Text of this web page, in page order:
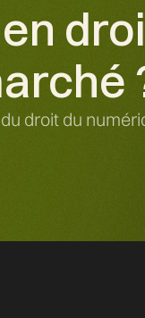
droit du